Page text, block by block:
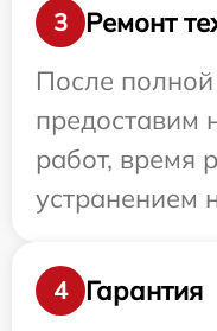
3
Ремонт
После
предоставим
работ, время
устранением
4
Гарантия